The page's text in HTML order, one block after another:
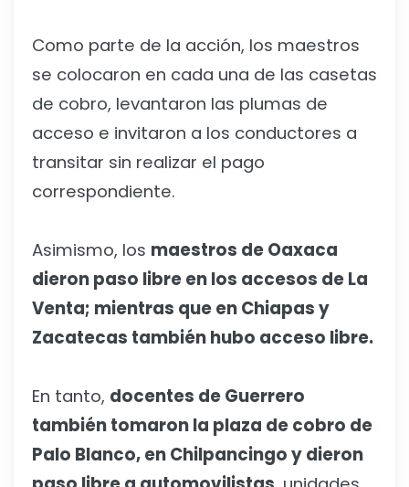
Como parte de la acción, los maestros
se colocaron en cada una de las casetas
de cobro, levantaron las plumas de
acceso e invitaron a los conductores a
transitar sin realizar el pago
correspondiente.
Asimismo, los maestros de Oaxaca
dieron paso libre en los accesos de La
Venta; mientras que en Chiapas y
Zacatecas también hubo acceso libre.
En tanto, docentes de Guerrero
también tomaron la plaza de cobro de
Palo Blanco, en Chilpancingo y dieron